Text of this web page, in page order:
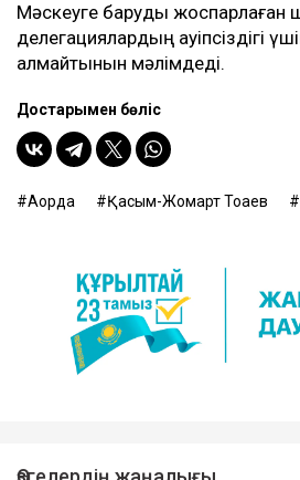
Мәскеуге баруды жоспарлаған
делегациялардың қауіпсіздігі
алмайтынын мәлімдеді.
Достарыңмен бөліс
Ақорда Қасым-Жомарт Тоқаев